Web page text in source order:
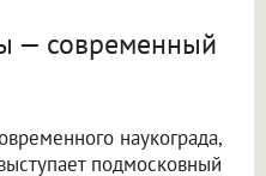
— современный
наукограда,
подмосковный